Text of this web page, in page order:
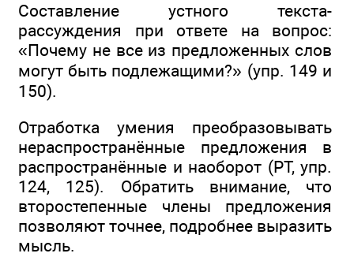
Составление устного текста-
рассуждения при ответе на вопрос:
«Почему не все из предложенных слов
могут быть подлежащими?» (упр. 149 и
150).
Отработка умения преобразовывать
нераспространённые предложения в
распространённые и наоборот (РТ, упр.
124, 125). Обратить внимание, что
второстепенные члены предложения
позволяют точнее, подробнее выразить
мысль.